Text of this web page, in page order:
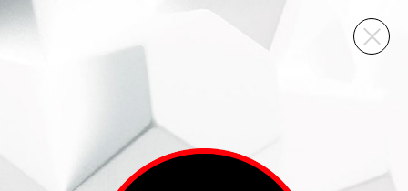
ВИННЫЙ СКЛАД